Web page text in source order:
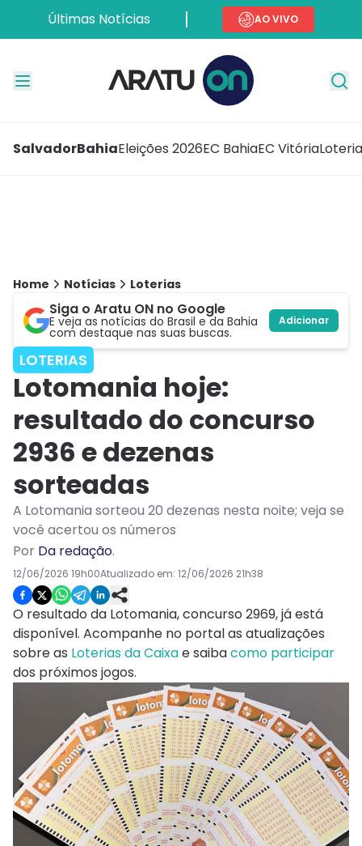
Últimas Notícias AO VIVO
SalvadorBahiaEleições 2026EC BahiaEC Vitória
Home Notícias Loterias
Siga o Aratu ON no Google
E veja as notícias do Brasil e da Bahia
com destaque nas suas buscas.
Adicionar
LOTERIAS
Lotomania hoje:
resultado do concurso
2936 e dezenas
sorteadas
A Lotomania sorteou 20 dezenas nesta noite; veja se
você acertou os números
Por Da redação.
12/06/2026 19h00Atualizado em: 12/06/2026 21h38
O resultado da Lotomania, concurso 2969, já está
disponível. Acompanhe no portal as atualizações
sobre as Loterias da Caixae saibacomo participar
dos próximos jogos.